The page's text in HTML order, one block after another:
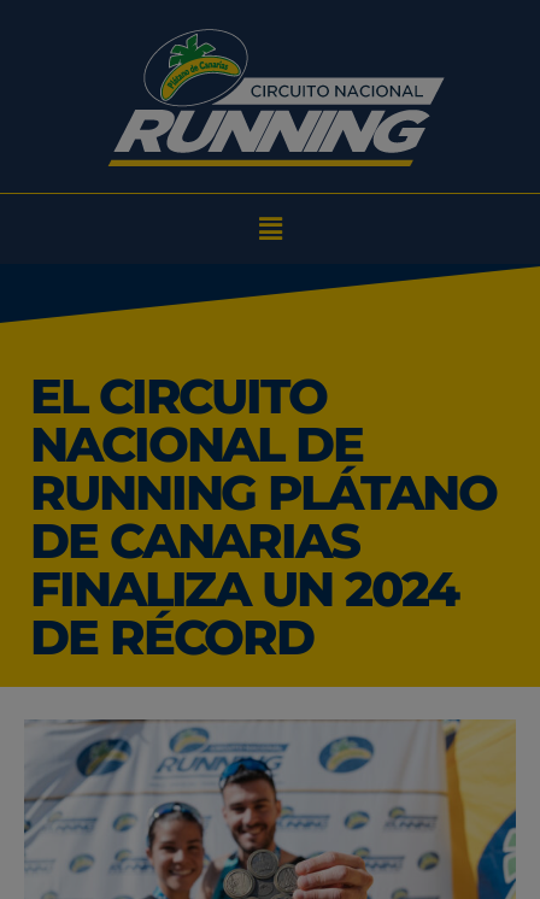
EL CIRCUITO
NACIONAL DE
RUNNING PLÁTANO
DE CANARIAS
FINALIZA UN 2024
DE RÉCORD